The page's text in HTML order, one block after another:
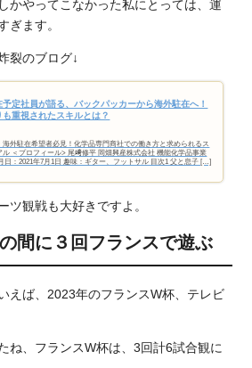
かやってこなかった私にとっては、運
ぎます。
裂のブログ↓
予定社員が語る、バックパッカーから海外駐在へ！
も重視されたスキルとは？
海外駐在希望者必見！化学品専門商社での働き方と求められるス
ル ＜プロフィール> 尾﨑修平 岡畑興産株式会社 機能化学品事業
日：2021年7月1日 趣味：ギター、フットサル 目次1 父と息子 […]
ツ観戦も大好きですよ。
間に３回フランスで遊ぶ
えば、2023年のフランスW杯、テレビ
ね、フランスW杯は、3回計6試合観に